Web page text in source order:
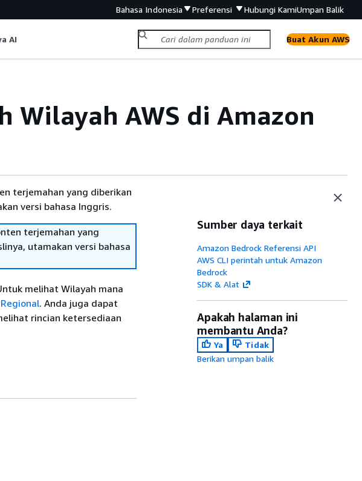
Bahasa Indonesia Preferensi Hubungi KamiUmpan Balik
AI Buat Akun AWS
Wilayah AWS di Amazon
terjemahan yang diberikan
versi bahasa Inggris.
terjemahan yang
utamakan versi bahasa
melihat Wilayah mana
. Anda juga dapat
rincian ketersediaan
Sumber daya terkait
Amazon Bedrock Referensi API
AWS CLI perintah untuk Amazon
Bedrock
SDK & Alat
Apakah halaman ini
membantu Anda?
Ya
Tidak
Berikan umpan balik